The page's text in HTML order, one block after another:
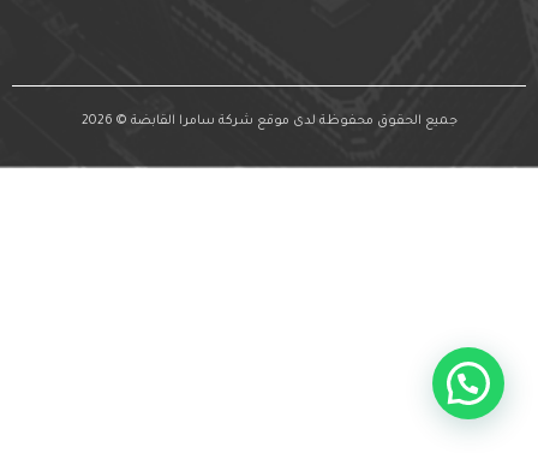
جميع الحقوق محفوظة لدى موقع شركة سامرا القابضة © 2026